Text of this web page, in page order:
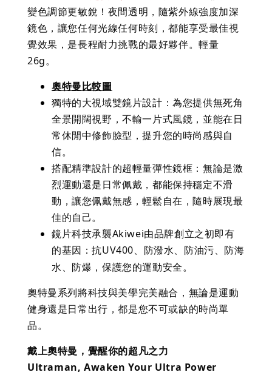
變色調節更敏銳！ 夜間透明，隨紫外線強度加深
鏡色，讓您任何光線任何時刻，都能享受最佳視
覺效果，是長程耐力挑戰的最好夥伴。輕量
26g。
奧特曼比較圖
獨特的大視域雙鏡片設計：為您提供無死角
全景開闊視野，不輸一片式風鏡，並能在日
常休閒中修飾臉型，提升您的時尚感與自
信。
搭配精準設計的超輕量彈性鏡框：無論是激
烈運動還是日常佩戴，都能保持穩定不滑
動，讓您佩戴無感，輕鬆自在，隨時展現最
佳的自己。
鏡片科技承襲Akiwei由品牌創立之初即有
的基因：抗UV400、防潑水、防油污、防海
水、防爆，保護您的運動安全。
奧特曼系列將科技與美學完美融合，無論是運動
健身還是日常出行，都是您不可或缺的時尚單
品。
戴上奧特曼，覺醒你的超凡之力
Ultraman, Awaken Your Ultra Power